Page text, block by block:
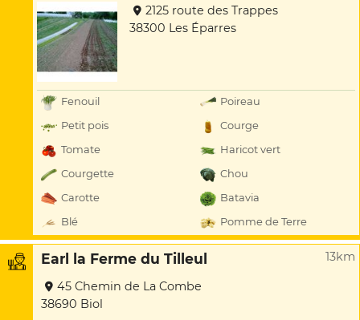
2125 route des Trappes
38300 Les Éparres
Fenouil
Poireau
Petit pois
Courge
Tomate
Haricot vert
Courgette
Chou
Carotte
Batavia
Blé
Pomme de Terre
Earl la Ferme du Tilleul 13km
45 Chemin de La Combe
38690 Biol